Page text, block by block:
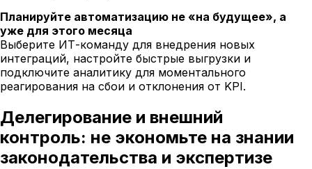
Планируйте автоматизацию не «на будущее», а
уже для этого месяца
Выберите ИТ-команду для внедрения новых
интеграций, настройте быстрые выгрузки и
подключите аналитику для моментального
реагирования на сбои и отклонения от KPI.
Делегирование и внешний
контроль: не экономьте на знании
законодательства и экспертизе